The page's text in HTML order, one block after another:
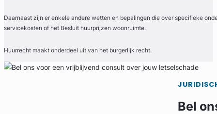
Wouter Van de Velde
Meer dan 25 jaar ervaring
Daarnaast zijn er enkele andere wetten en bepalingen die over specifieke
servicekosten of het Besluit huurprijzen woonruimte.
Huurrecht maakt onderdeel uit van het burgerlijk recht.
Bel